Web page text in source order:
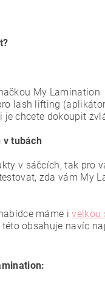
My Lamination
lash lifting
chcete dokoupit
v tubách
v sáčcích, tak pro
zda vám My
máme ivelkou
obsahuje navíc